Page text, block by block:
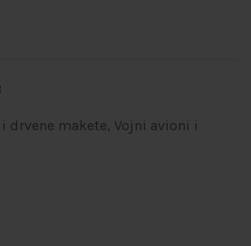
drvene makete, Vojni avioni i